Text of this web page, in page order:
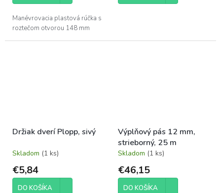
Manévrovacia plastová rúčka s
roztečom otvorou 148 mm
Držiak dverí Plopp, sivý
Skladom (1 ks)
€5,84
DO KOŠÍKA
Výplňový pás 12 mm,
strieborný, 25 m
Skladom (1 ks)
€46,15
DO KOŠÍKA